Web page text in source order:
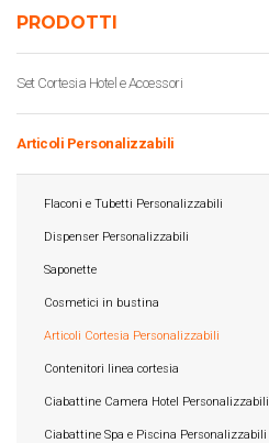
PRODOTTI
Set Cortesia Hotel e Accessori
Articoli Personalizzabili
Flaconi e Tubetti Personalizzabili
Dispenser Personalizzabili
Saponette
Cosmetici in bustina
Articoli Cortesia Personalizzabili
Contenitori linea cortesia
Ciabattine Camera Hotel Personalizzabili
Ciabattine Spa e Piscina Personalizzabili